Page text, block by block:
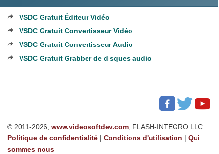
VSDC Gratuit Éditeur Vidéo
VSDC Gratuit Convertisseur Vidéo
VSDC Gratuit Convertisseur Audio
VSDC Gratuit Grabber de disques audio
© 2011-2026, www.videosoftdev.com , FLASH-INTEGRO LLC.
Politique de confidentialité | Conditions d'utilisation | Qui
sommes nous